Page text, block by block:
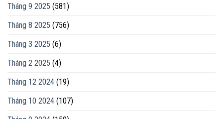
Tháng 9 2025 (581)
Tháng 8 2025 (756)
Tháng 3 2025 (6)
Tháng 2 2025 (4)
Tháng 12 2024 (19)
Tháng 10 2024 (107)